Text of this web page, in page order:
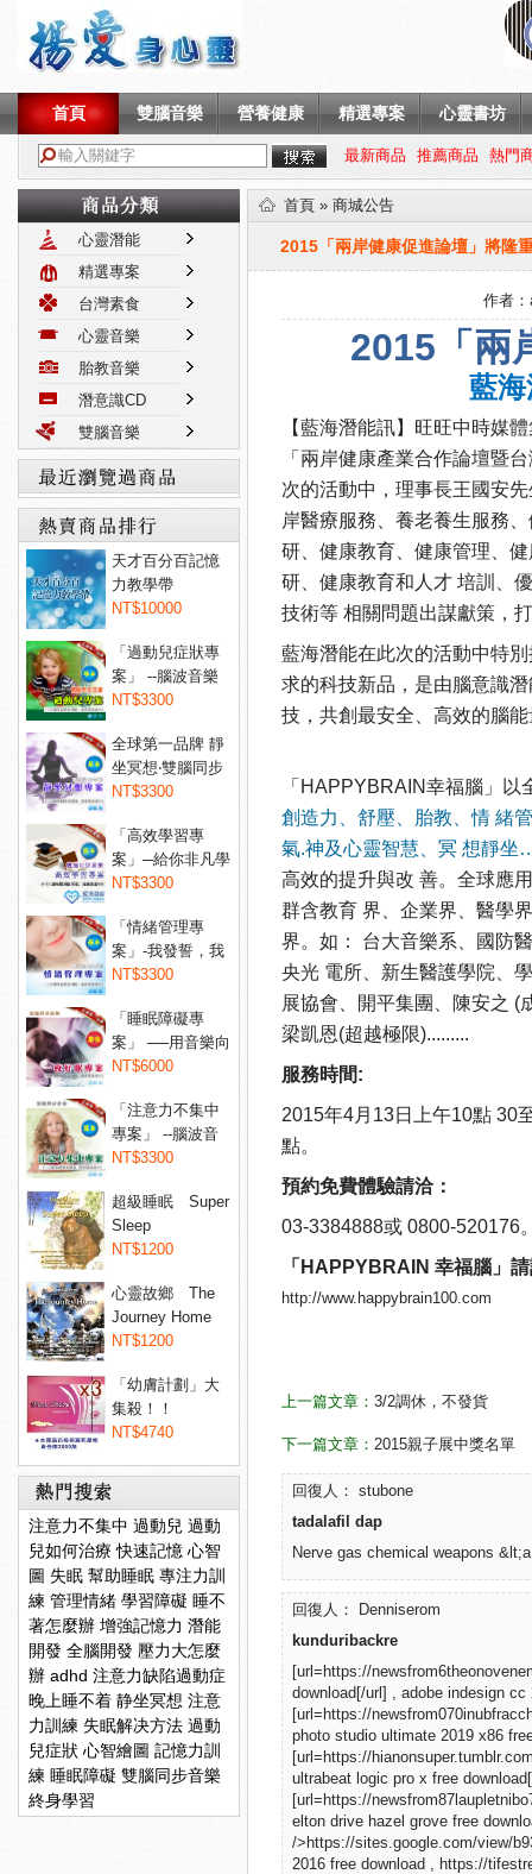
首頁 雙腦音樂 營養健康 精選專案 心靈書坊
最新商品 推薦商品 熱門
心靈潛能
精選專案
台灣素食
心靈音樂
胎教音樂
潛意識CD
雙腦音樂
天才百分百記憶
力教學帶
NT$10000
「過動兒症狀專
案」 --腦波音樂
讓過...
NT$3300
全球第一品牌 靜
坐冥想‧雙腦同步
音...
NT$3300
「高效學習專
案」─給你非凡學
習力！...
NT$3300
「情緒管理專
案」-我發誓，我
不會亂...
NT$3300
「睡眠障礙專
案」 ──用音樂向
睡眠...
NT$6000
「注意力不集中
專案」 --腦波音
樂專...
NT$3300
超級睡眠 Super
Sleep
NT$1200
心靈故鄉 The
Journey Home
NT$1200
「幼膚計劃」大
集殺！！
Dermaxyl@ 菲...
NT$4740
注意力不集中 過動兒 過動
兒如何治療 快速記憶 心智
圖 失眠 幫助睡眠 專注力訓
練 管理情緒 學習障礙 睡不
著怎麼辦 增強記憶力 潛能
開發 全腦開發 壓力大怎麼
辦 adhd 注意力缺陷過動症
晚上睡不着 静坐冥想 注意
力訓練 失眠解决方法 過動
兒症狀 心智繪圖 記憶力訓
練 睡眠障礙 雙腦同步音樂
終身學習
首頁 » 商城公告
2015「兩岸健康促進論壇」將隆
作者：
2015「兩
藍
【藍海潛能訊】旺旺中時媒
「兩岸健康產業合作論壇暨
次的活動中，理事長王國安
岸醫療服務、養老養生服務
研、健康教育、健康管理、
研、健康教育和人才 培訓、
技術等 相關問題出謀獻策，
藍海潛能在此次的活動中特
求的科技新品，是由腦意識
技，共創最安全、高效的腦
「HAPPYBRAIN幸福腦」
創造力、舒壓、胎教、情 緒
氣.神及心靈智慧、冥 想靜
高效的提升與改 善。全球應
群含教育 界、企業界、醫學
界。如： 台大音樂系、國防
央光 電所、新生醫護學院、
展協會、開平集團、陳安之 (
梁凱恩(超越極限).........
服務時間:
2015年4月13日上午10點 30
點。
預約免費體驗請洽：
03-3384888或 0800-520176
「HAPPYBRAIN 幸福腦」
http://www.happybrain100.com
上一篇文章： 3/2調休，不發貨
下一篇文章： 2015親子展中獎名單
回復人： stubone
tadalafil dap
Nerve gas chemical weapons
回復人： Denniserom
kunduribackre
[url=https://
download[/url] , adobe indesign
[url=https://
photo studio ultimate 2019 x86
[url=https://
ultrabeat logic pro x free
[url=https://
elton drive hazel grove free
/>https://sites.google.com/view/
2016 free download , https://